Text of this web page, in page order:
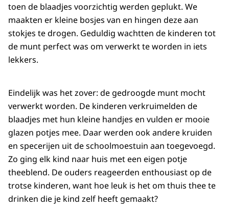
toen de blaadjes voorzichtig werden geplukt. We
maakten er kleine bosjes van en hingen deze aan
stokjes te drogen. Geduldig wachtten de kinderen tot
de munt perfect was om verwerkt te worden in iets
lekkers.
Eindelijk was het zover: de gedroogde munt mocht
verwerkt worden. De kinderen verkruimelden de
blaadjes met hun kleine handjes en vulden er mooie
glazen potjes mee. Daar werden ook andere kruiden
en specerijen uit de schoolmoestuin aan toegevoegd.
Zo ging elk kind naar huis met een eigen potje
theeblend. De ouders reageerden enthousiast op de
trotse kinderen, want hoe leuk is het om thuis thee te
drinken die je kind zelf heeft gemaakt?